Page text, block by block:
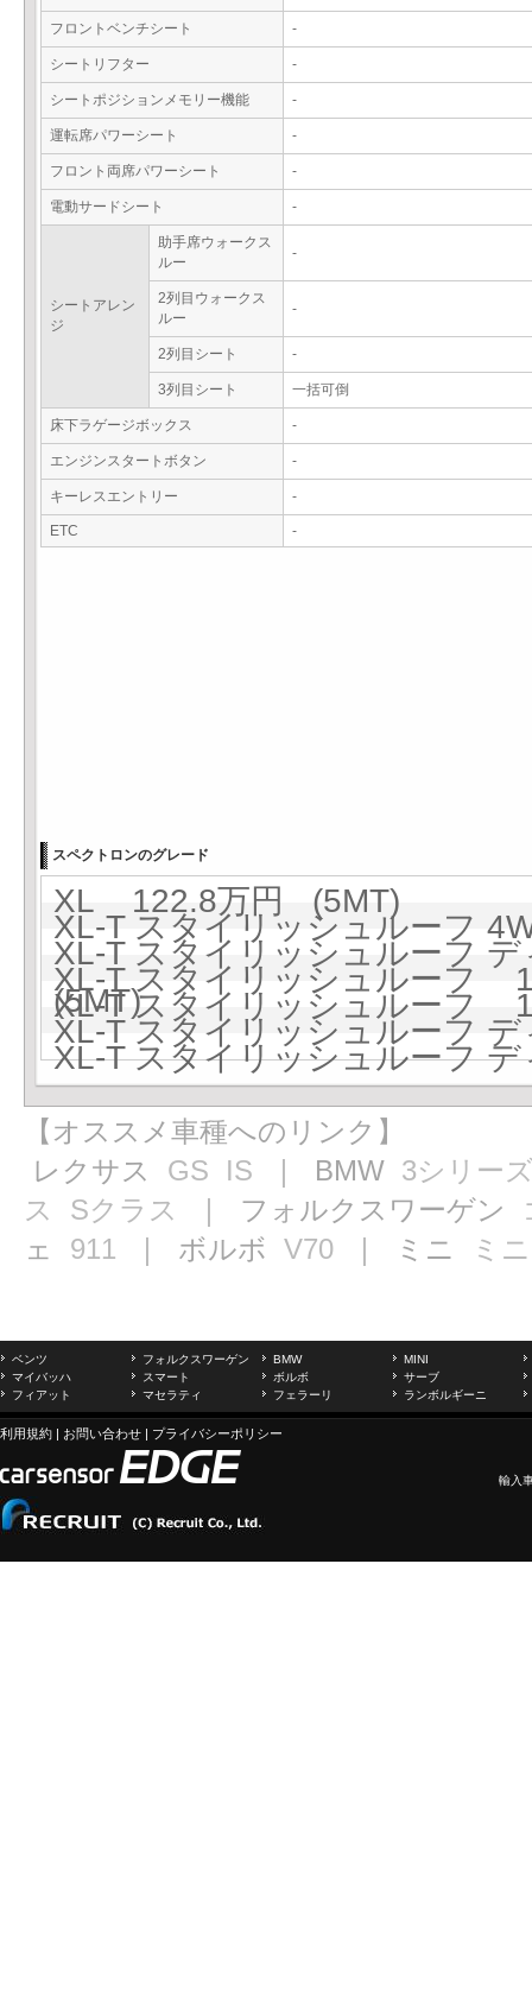
フロントベンチシート -
シートリフター -
シートポジションメモリー機能 -
運転席パワーシート -
フロント両席パワーシート -
電動サードシート -
シートアレン
ジ
助手席ウォークス
ルー
-
2列目ウォークス
ルー
-
2列目シート -
3列目シート 一括可倒
床下ラゲージボックス -
エンジンスタートボタン -
キーレスエントリー -
ETC -
スペクトロンのグレード
XL 122.8万円 (5MT)
XL-T スタイリッシュルーフ
XL-T スタイリッシュルーフ
(5MT)
XL-T スタイリッシュルーフ
XL-T スタイリッシュルーフ
XL-T スタイリッシュルーフ
XL-T スタイリッシュルーフ
【オススメ車種へのリンク】
レクサス GS IS ｜ BMW 3シリー
ス
Sクラス ｜ フォルクスワーゲン
ェ 911 ｜ ボルボ V70 ｜ ミニ ミニ
ベンツ フォルクスワーゲン BMW
MINI
マイバッハ
スマート ボルボ
サーブ
フィアット
マセラティ フェラーリ ランボルギーニ
利用規約 | お問い合わせ | プライバシーポリシー
輸入